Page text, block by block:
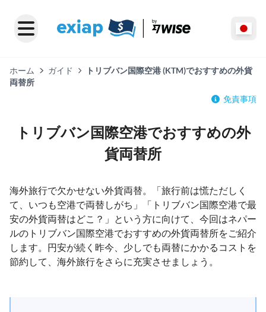
ホーム ガイド
トリブバン国際空港 (KTM)でおすすめの外貨
両替所
免責事項
トリブバン国際空港でおすすめの外
貨両替所
海外旅行で欠かせない外貨両替。「旅行前は慌ただしく
て、いつも空港で両替しがち」「トリブバン国際空港で最
安の外貨両替はどこ？」という方に向けて、今回はネパー
ルのトリブバン国際空港でおすすめの外貨両替所をご紹介
します。円安が続く昨今、少しでも両替にかかるコストを
節約して、海外旅行をさらに充実させましょう。